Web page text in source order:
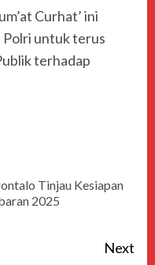
Curhat’ ini
Polri untuk terus
terhadap
Tinjau Kesiapan
2025
Next